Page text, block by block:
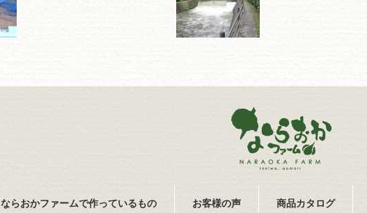
ならおかファームで作っているもの お客様の声 商品カタログ